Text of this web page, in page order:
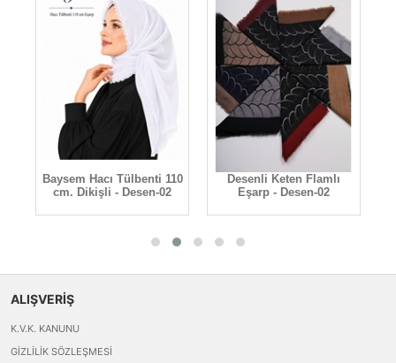
Baysem Hacı Tülbenti 110
cm. Dikişli - Desen-02
Desenli Keten Flamlı
Eşarp - Desen-02
ALIŞVERİŞ
K.V.K. KANUNU
GIZLILIK SÖZLEŞMESI